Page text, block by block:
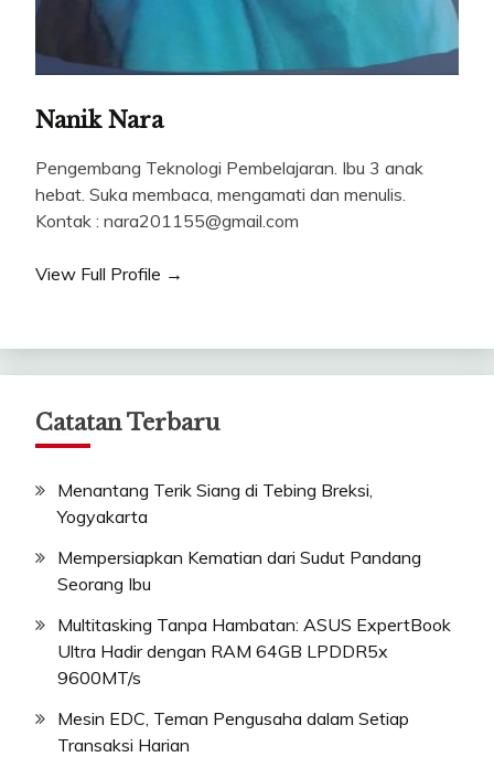
Nanik Nara
Pengembang Teknologi Pembelajaran. Ibu 3 anak
hebat. Suka membaca, mengamati dan menulis.
Kontak : nara201155@gmail.com
View Full Profile →
Catatan Terbaru
Menantang Terik Siang di Tebing Breksi,
Yogyakarta
Mempersiapkan Kematian dari Sudut Pandang
Seorang Ibu
Multitasking Tanpa Hambatan: ASUS ExpertBook
Ultra Hadir dengan RAM 64GB LPDDR5x
9600MT/s
Mesin EDC, Teman Pengusaha dalam Setiap
Transaksi Harian